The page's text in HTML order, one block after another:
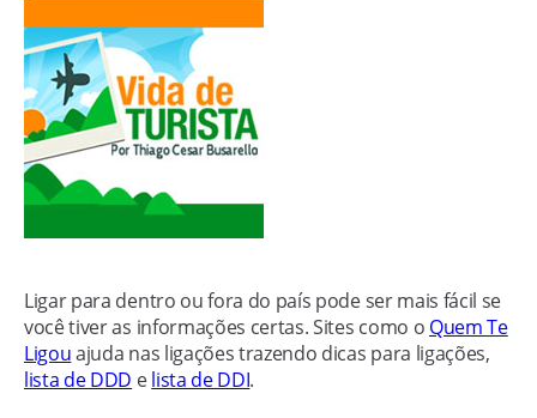
Ligar para dentro ou fora do país pode ser mais fácil se
você tiver as informações certas. Sites como o Quem Te
Ligouajuda nas ligações trazendo dicas para ligações,
lista de DDD elista de DDI.